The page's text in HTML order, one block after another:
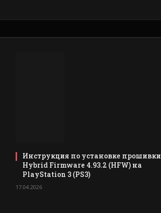
Инструкция по установке прошивки
Hybrid Firmware 4.93.2 (HFW) на
PlayStation 3 (PS3)
17.04.2026